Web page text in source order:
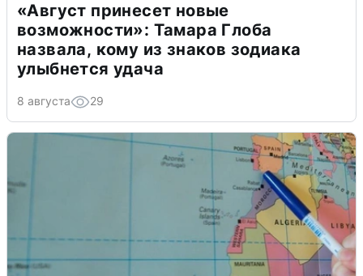
«Август принесет новые
возможности»: Тамара Глоба
назвала, кому из знаков зодиака
улыбнется удача
8 августа 29